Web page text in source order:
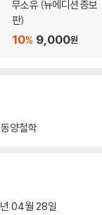
들지 않는다
저 남을 내세운다
다
주장을 가슴속에 감춘다
잘 안 된다
무소유 (뉴에디션 증보
판)
9,000원
10%
양철학
04월 28일